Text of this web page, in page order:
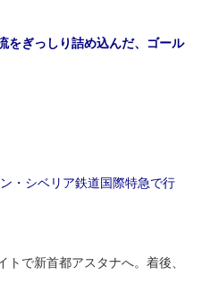
ぎっしり詰め込んだ、
ゴール
・シベリア鉄道国際特急で行
で新首都アスタナへ。着後、